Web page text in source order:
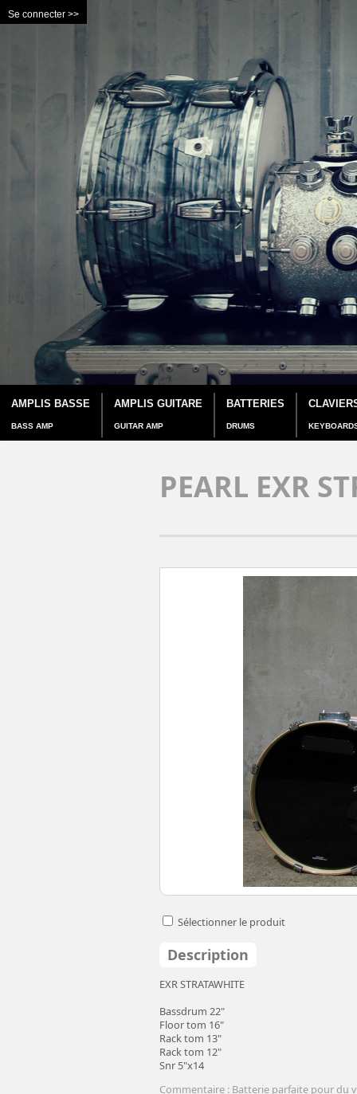
Se connecter >>
AMPLIS BASSE
BASS AMP
AMPLIS GUITARE
GUITAR AMP
BATTERIES
DRUMS
PEARL EXR
Sélectionner le produit
Description
EXR STRATAWHITE
Bassdrum 22"
Floor tom 16"
Rack tom 13"
Rack tom 12"
Snr 5"x14
Commentaire : Batterie parfaite pour du